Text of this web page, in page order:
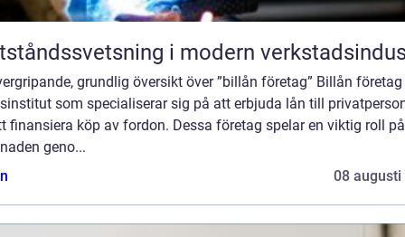
i modern
grundlig översikt över ”billån företag” Billån företag
som specialiserar sig på att erbjuda lån till
finansiera köp av fordon. Dessa företag spelar en viktig roll på
geno...
08 augusti